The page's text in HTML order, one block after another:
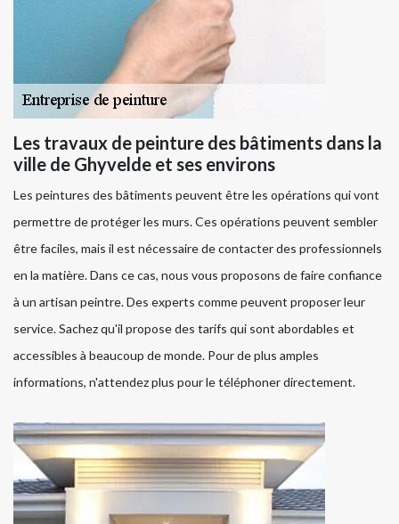
Les travaux de peinture des bâtiments dans la
ville de Ghyvelde et ses environs
Les peintures des bâtiments peuvent être les opérations qui vont
permettre de protéger les murs. Ces opérations peuvent sembler
être faciles, mais il est nécessaire de contacter des professionnels
en la matière. Dans ce cas, nous vous proposons de faire confiance
à un artisan peintre. Des experts comme peuvent proposer leur
service. Sachez qu'il propose des tarifs qui sont abordables et
accessibles à beaucoup de monde. Pour de plus amples
informations, n'attendez plus pour le téléphoner directement.